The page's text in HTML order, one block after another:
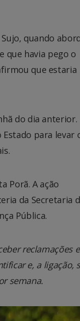
quando
que havia pego o
que estaria
do dia anterior.
para levar
Porã. A ação
da Secretaria
Pública.
reclamações e
e, a ligação,
semana.